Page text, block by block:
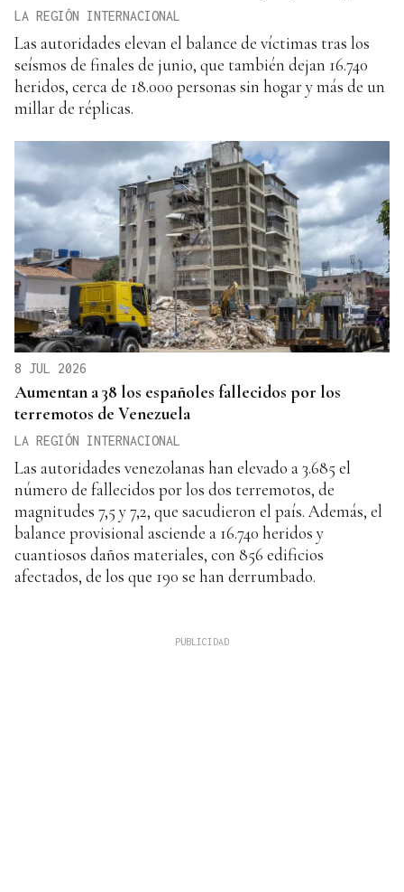
LA REGIÓN INTERNACIONAL
Las autoridades elevan el balance de víctimas tras los
seísmos de finales de junio, que también dejan 16.740
heridos, cerca de 18.000 personas sin hogar y más de un
millar de réplicas.
8 JUL 2026
Aumentan a 38 los españoles fallecidos por los
terremotos de Venezuela
LA REGIÓN INTERNACIONAL
Las autoridades venezolanas han elevado a 3.685 el
número de fallecidos por los dos terremotos, de
magnitudes 7,5 y 7,2, que sacudieron el país. Además, el
balance provisional asciende a 16.740 heridos y
cuantiosos daños materiales, con 856 edificios
afectados, de los que 190 se han derrumbado.